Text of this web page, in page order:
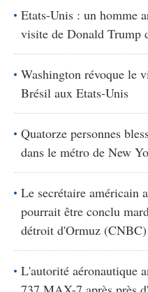
Etats-Unis : un homme
visite de Donald Trump
Washington révoque le
Brésil aux Etats-Unis
Quatorze personnes
dans le métro de New
Le secrétaire américain
pourrait être conclu
détroit d'Ormuz (CNBC)
L'autorité aéronautique